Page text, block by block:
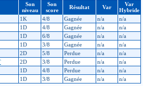
Son
niveau
Son
score
Résultat Var
Var
Hybride
1K 4/8 Gagnée n/a
n/a
1D 4/8 Gagnée n/a
n/a
1D 6/8 Gagnée n/a
n/a
1D 3/8 Gagnée n/a
n/a
2D 5/8 Perdue n/a
n/a
2D 3/8 Perdue n/a
n/a
1D 4/8 Perdue n/a
n/a
1D 3/8 Gagnée n/a n/a